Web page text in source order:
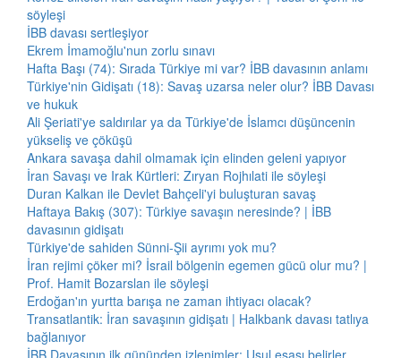
söyleşi
İBB davası sertleşiyor
Ekrem İmamoğlu'nun zorlu sınavı
Hafta Başı (74): Sırada Türkiye mi var? İBB davasının anlamı
Türkiye'nin Gidişatı (18): Savaş uzarsa neler olur? İBB Davası
ve hukuk
Ali Şeriati'ye saldırılar ya da Türkiye'de İslamcı düşüncenin
yükseliş ve çöküşü
Ankara savaşa dahil olmamak için elinden geleni yapıyor
İran Savaşı ve Irak Kürtleri: Zıryan Rojhılati ile söyleşi
Duran Kalkan ile Devlet Bahçeli'yi buluşturan savaş
Haftaya Bakış (307): Türkiye savaşın neresinde? | İBB
davasının gidişatı
Türkiye'de sahiden Sünni-Şii ayrımı yok mu?
İran rejimi çöker mi? İsrail bölgenin egemen gücü olur mu? |
Prof. Hamit Bozarslan ile söyleşi
Erdoğan'ın yurtta barışa ne zaman ihtiyacı olacak?
Transatlantik: İran savaşının gidişatı | Halkbank davası tatlıya
bağlanıyor
İBB Davasının ilk gününden izlenimler: Usul esası belirler